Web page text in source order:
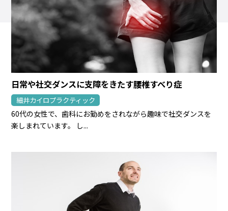
日常や社交ダンスに支障をきたす腰椎すべり症
細井カイロプラクティック
60代の女性で、歯科にお勤めをされながら趣味で社交ダンスを
楽しまれています。 し...